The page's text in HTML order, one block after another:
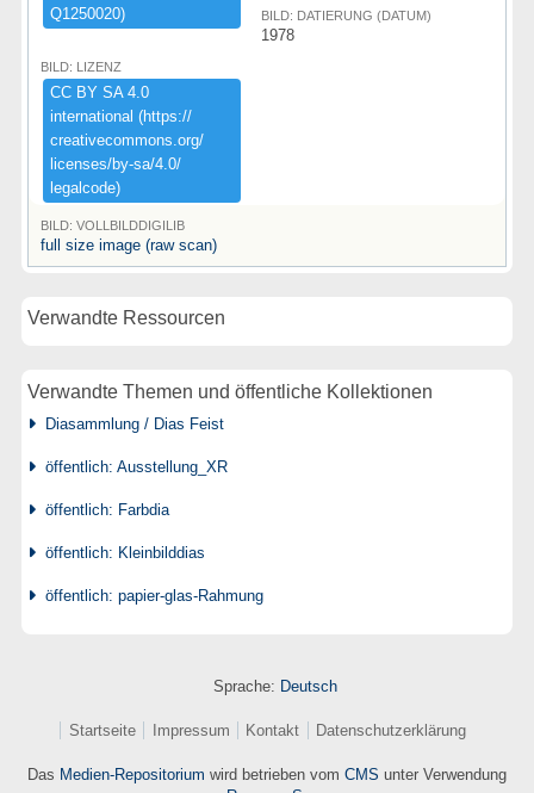
Q1250020)​
BILD: DATIERUNG (DATUM)
1978
BILD: LIZENZ
CC ​BY ​SA ​4.​0 ​
international ​(​https:​/​/​
creativecommons.​org/​
licenses/​by-​sa/​4.​0/​
legalcode)​
BILD: VOLLBILDDIGILIB
full size image (raw scan)
Verwandte Ressourcen
Verwandte Themen und öffentliche Kollektionen
Diasammlung / Dias Feist
öffentlich: Ausstellung_XR
öffentlich: Farbdia
öffentlich: Kleinbilddias
öffentlich: papier-glas-Rahmung
Sprache: Deutsch
Startseite Impressum Kontakt Datenschutzerklärung
Das Medien-Repositorium wird betrieben vom CMS unter Verwendung